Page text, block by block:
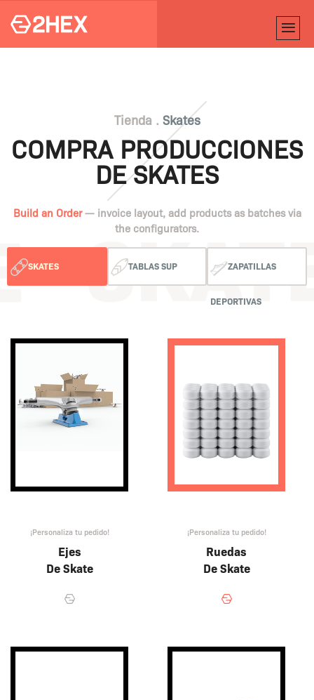
Tienda . Skates
COMPRA PRODUCCIONES
DE SKATES
Build an Order— invoice layout, add products as batches via
the configurators.
SKATES TABLAS SUP ZAPATILLAS
DEPORTIVAS
¡Personaliza tu pedido!
Ejes
De Skate
¡Personaliza tu pedido!
Ruedas
De Skate